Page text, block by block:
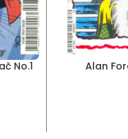
No.1 Alan